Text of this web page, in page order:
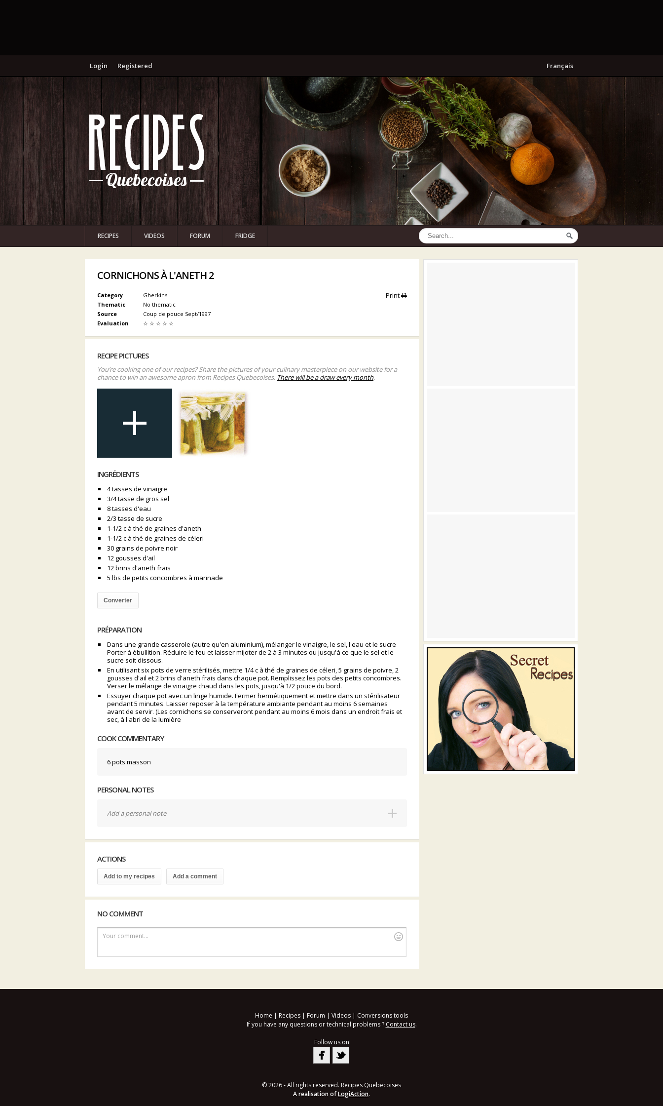
Registered
Login Français
RECIPES VIDEOS FORUM FRIDGE
CORNICHONS À L'ANETH 2
Print
Category
Gherkins
Thematic
No thematic
Source
Coup de pouce Sept/1997
Evaluation
☆ ☆ ☆ ☆ ☆
RECIPE PICTURES
You’re cooking one of our recipes? Share the pictures of your culinary masterpiece on our website for a
chance to win an awesome apron from Recipes Quebecoises. There will be a draw every month.
INGRÉDIENTS
4 tasses de vinaigre
3/4 tasse de gros sel
8 tasses d'eau
2/3 tasse de sucre
1-1/2 c à thé de graines d'aneth
1-1/2 c à thé de graines de céleri
30 grains de poivre noir
12 gousses d'ail
12 brins d'aneth frais
5 lbs de petits concombres à marinade
Converter
PRÉPARATION
Dans une grande casserole (autre qu'en aluminium), mélanger le vinaigre, le sel, l'eau et le sucre
Porter à ébullition. Réduire le feu et laisser mijoter de 2 à 3 minutes ou jusqu'à ce que le sel et le
sucre soit dissous.
En utilisant six pots de verre stérilisés, mettre 1/4 c à thé de graines de céleri, 5 grains de poivre, 2
gousses d'ail et 2 brins d'aneth frais dans chaque pot. Remplissez les pots des petits concombres.
Verser le mélange de vinaigre chaud dans les pots, jusqu'à 1/2 pouce du bord.
Essuyer chaque pot avec un linge humide. Fermer hermétiquement et mettre dans un stérilisateur
pendant 5 minutes. Laisser reposer à la température ambiante pendant au moins 6 semaines
avant de servir. (Les cornichons se conserveront pendant au moins 6 mois dans un endroit frais et
sec, à l'abri de la lumière
COOK COMMENTARY
6 pots masson
PERSONAL NOTES
Add a personal note
ACTIONS
Add to my recipes Add a comment
NO COMMENT
Your comment...
Home | Recipes | Forum | Videos | Conversions tools
If you have any questions or technical problems ? Contact us.
Follow us on
© 2026 - All rights reserved. Recipes Quebecoises
A realisation ofLogiAction.